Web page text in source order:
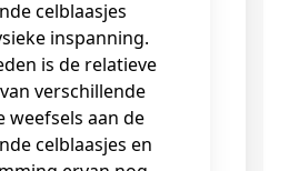
celblaasjes
inspanning.
is de relatieve
verschillende
weefsels aan de
celblaasjes en